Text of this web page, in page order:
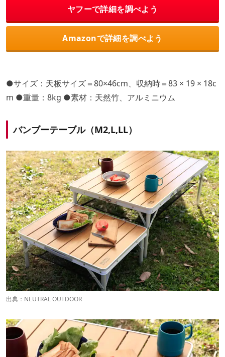
ヤフーで詳細を調べよう
Amazonで詳細を調べよう
●サイズ：天板サイズ＝80×46cm、収納時＝83 × 19 × 18c
m ●重量：8kg ●素材：天然竹、アルミニウム
バンブーテーブル（M2,L,LL）
出典： NEUTRAL OUTDOOR